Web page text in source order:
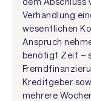
Verhandlung
wesentlichen
Anspruch
benötigt Zeit –
Kreditgeber
mehrere